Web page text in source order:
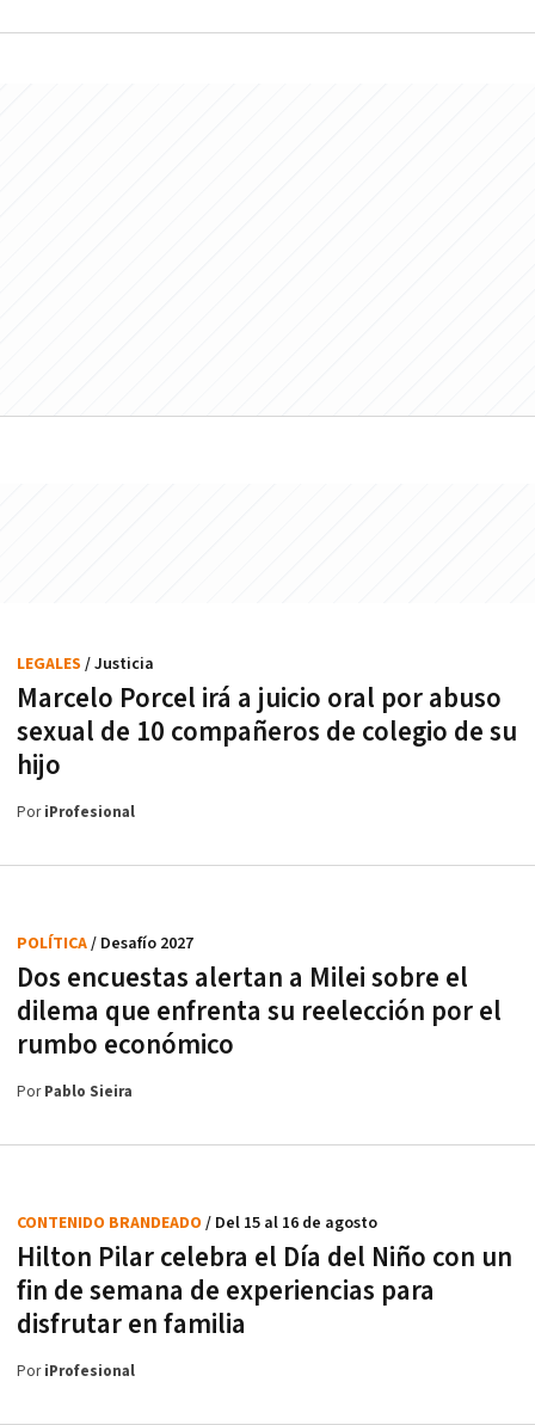
Marcelo Porcel irá a juicio oral por abuso
sexual de 10 compañeros de colegio de su
hijo
LEGALES / Justicia
PoriProfesional
Dos encuestas alertan a Milei sobre el
dilema que enfrenta su reelección por el
rumbo económico
POLÍTICA/ Desafío 2027
PorPablo Sieira
Hilton Pilar celebra el Día del Niño con un
fin de semana de experiencias para
disfrutar en familia
CONTENIDO BRANDEADO / Del 15 al 16 de agosto
PoriProfesional